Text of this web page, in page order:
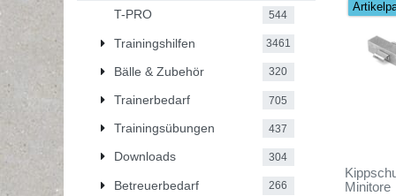
T-PRO 544
Trainingshilfen 3461
Bälle & Zubehör 320
Trainerbedarf 705
Trainingsübungen 437
Downloads 304
Betreuerbedarf 266
Minitore